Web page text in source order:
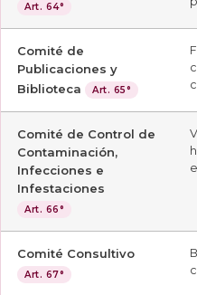
Art. 64°
Comité de
Publicaciones y
Biblioteca
Art. 65°
Comité de Control de
Contaminación,
Infecciones e
Infestaciones
Art. 66°
Comité Consultivo
Art. 67°